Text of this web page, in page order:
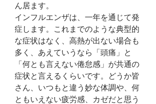
ん居ます。
インフルエンザは、一年を通じて発
症します。これまでのような典型的
な症状はなく、高熱が出ない場合も
多く、あえていうなら「頭痛」と
「何とも言えない倦怠感」が共通の
症状と言えるくらいです。どうか皆
さん、いつもと違う妙な体調や、何
ともいえない疲労感、カゼだと思う